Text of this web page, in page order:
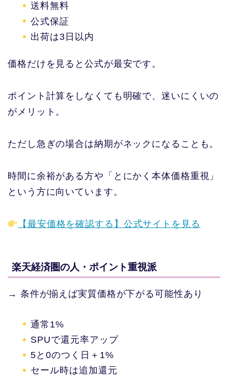
送料無料
公式保証
出荷は3日以内
価格だけを見ると公式が最安です。
ポイント計算をしなくても明確で、迷いにくいの
がメリット。
ただし急ぎの場合は納期がネックになることも。
時間に余裕がある方や「とにかく本体価格重視」
という方に向いています。
【最安価格を確認する】公式サイトを見る
楽天経済圏の人・ポイント重視派
→ 条件が揃えば実質価格が下がる可能性あり
通常1%
SPUで還元率アップ
5と0のつく日＋1%
セール時は追加還元